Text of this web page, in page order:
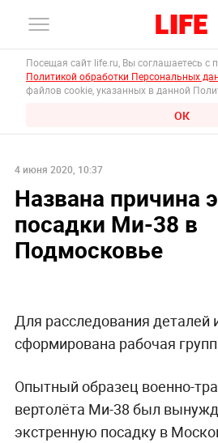
Посещая сайт life.ru, Вы соглашаетесь с
Политикой обработки Персональных
файлов cookie, указанных в данной
ОК
4 июня 2020, 10:37
Названа причина
посадки Ми-38 в
Подмосковье
Для расследования деталей
сформирована рабочая
Опытный образец военно-
вертолёта Ми-38 был
экстренную посадку в